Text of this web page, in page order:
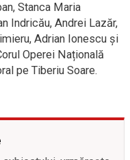
Stanca Maria
Indricău, Andrei Lazăr,
Adrian Ionescu și
Operei Națională
pe Tiberiu Soare.